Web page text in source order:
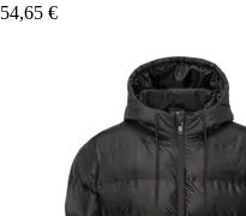
54,65 €